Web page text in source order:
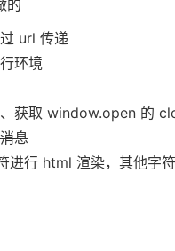
的
url 传递
环境
、获取 window.open 的
息
进行 html 渲染，其他字